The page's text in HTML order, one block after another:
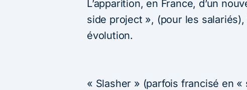
L’apparition, en France, d’un
side project », (pour les
évolution.
« Slasher » (parfois francisé en